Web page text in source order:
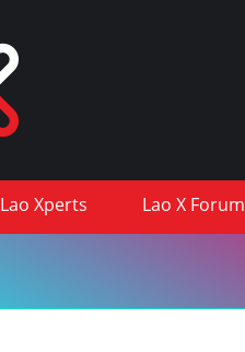
Lao Xperts Lao X Forum